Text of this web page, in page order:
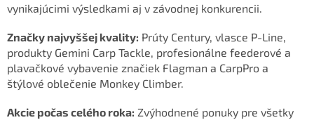
vynikajúcimi výsledkami aj v závodnej konkurencii.
Značky najvyššej kvality: Prúty Century, vlasce P-Line,
produkty Gemini Carp Tackle, profesionálne feederové a
plavačkové vybavenie značiek Flagman a CarpPro a
štýlové oblečenie Monkey Climber.
Akcie počas celého roka: Zvýhodnené ponuky pre všetky